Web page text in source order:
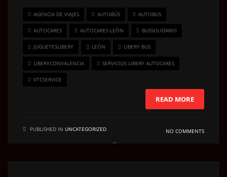
AGENCIA DE VIAJES AUTOBÚS AUTOBUS
AUTOCARES AUTOCARES LEÓN BUSSOLIDARIO
JUGUETESLIBERY LEÓN LIBERY BUS
LIBERYCONVALENCIA SERVICIOS LIBERY AUTOCARES
VTCSERVICE
READ MORE
PUBLISHED IN UNCATEGORIZED NO COMMENTS